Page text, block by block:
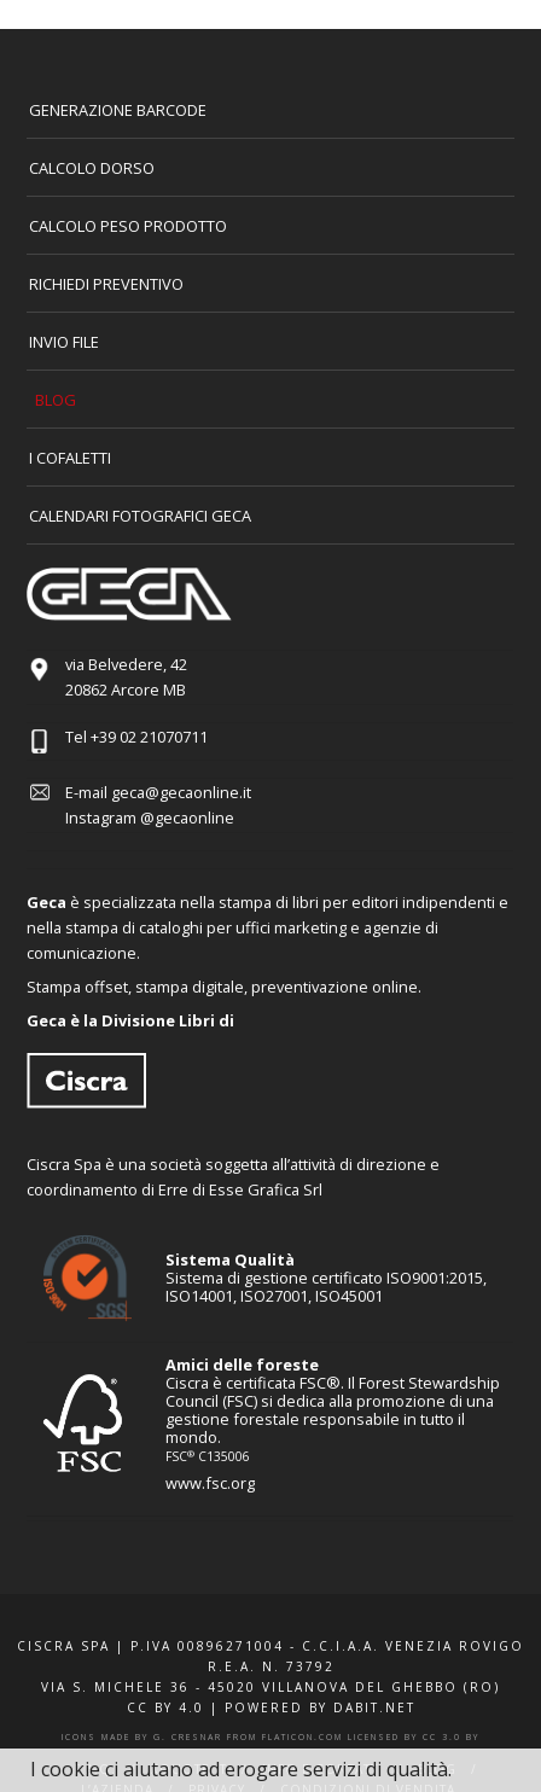
GENERAZIONE BARCODE
CALCOLO DORSO
CALCOLO PESO PRODOTTO
RICHIEDI PREVENTIVO
INVIO FILE
BLOG
I COFALETTI
CALENDARI FOTOGRAFICI GECA
via Belvedere, 42
20862 Arcore MB
Tel +39 02 21070711
E-mail geca@gecaonline.it
Instagram @gecaonline
Geca è specializzata nella stampa di libri per editori indipendenti e
nella stampa di cataloghi per uffici marketing e agenzie di
comunicazione.
Stampa offset, stampa digitale, preventivazione online.
Geca è la Divisione Libri di
Ciscra Spa è una società soggetta all’attività di direzione e
coordinamento di Erre di Esse Grafica Srl
Sistema Qualità
Sistema di gestione certificato ISO9001:2015,
ISO14001, ISO27001, ISO45001
Amici delle foreste
Ciscra è certificata FSC®. Il Forest Stewardship
Council (FSC) si dedica alla promozione di una
gestione forestale responsabile in tutto il
mondo.
FSC® C135006
www.fsc.org
CISCRA SPA | P.IVA 00896271004 - C.C.I.A.A. VENEZIA ROVIGO
R.E.A. N. 73792
VIA S. MICHELE 36 - 45020 VILLANOVA DEL GHEBBO (RO)
CC BY 4.0
| POWERED BY DABIT.NET
ICONS MADE BY G. CRESNAR FROM FLATICON.COM LICENSED BY CC 3.0 BY
F.A.Q. XQUOTE.IT INFO E CONTATTI
BLOG
I cookie ci aiutano ad erogare servizi di qualità.